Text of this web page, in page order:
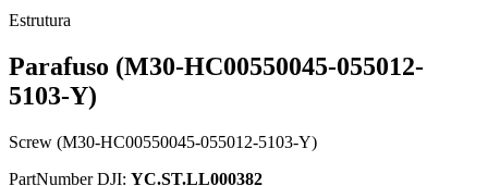
Estrutura
Parafuso (M30-HC00550045-055012-
5103-Y)
Screw (M30-HC00550045-055012-5103-Y)
PartNumber DJI: YC.ST.LL000382